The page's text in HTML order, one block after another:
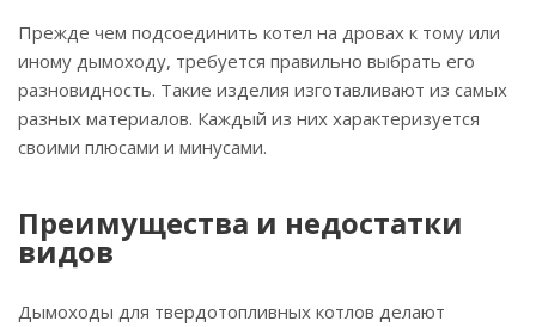
Прежде чем подсоединить котел на дровах к тому или
иному дымоходу, требуется правильно выбрать его
разновидность. Такие изделия изготавливают из самых
разных материалов. Каждый из них характеризуется
своими плюсами и минусами.
Преимущества и недостатки
видов
Дымоходы для твердотопливных котлов делают